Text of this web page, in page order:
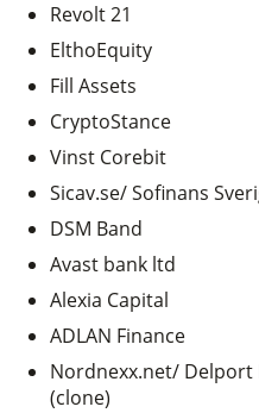
Revolt 21
ElthoEquity
Fill Assets
CryptoStance
Vinst Corebit
Sicav.se/ Sofinans
DSM Band
Avast bank ltd
Alexia Capital
ADLAN Finance
Nordnexx.net/ Delport
(clone)